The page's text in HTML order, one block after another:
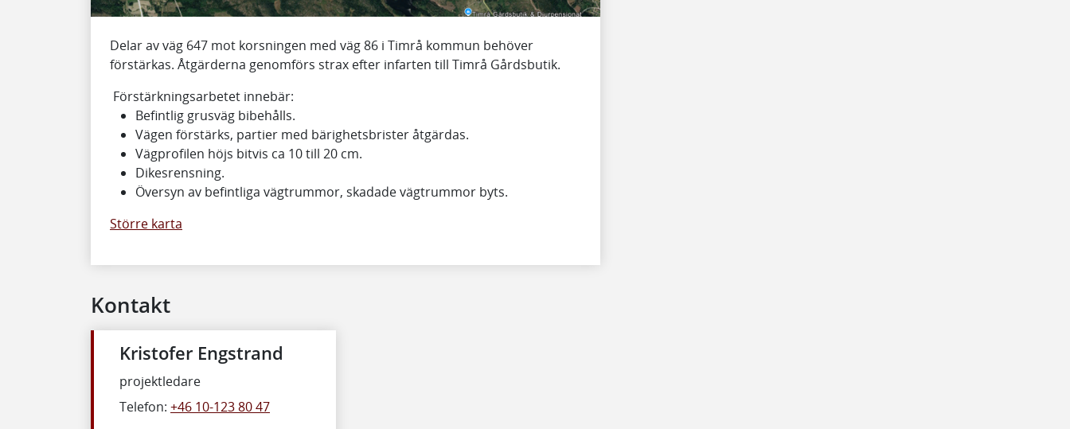
Delar av väg 647 mot korsningen med väg 86 i Timrå kommun behöver
förstärkas. Åtgärderna genomförs strax efter infarten till Timrå Gårdsbutik.
Förstärkningsarbetet innebär:
Befintlig grusväg bibehålls.
Vägen förstärks, partier med bärighetsbrister åtgärdas.
Vägprofilen höjs bitvis ca 10 till 20 cm.
Dikesrensning.
Översyn av befintliga vägtrummor, skadade vägtrummor byts.
Större karta
Kontakt
Kristofer Engstrand
projektledare
Telefon: +46 10-123 80 47